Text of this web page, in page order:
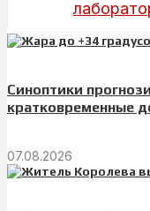
Синоптики
кратковременные
07.08.2026